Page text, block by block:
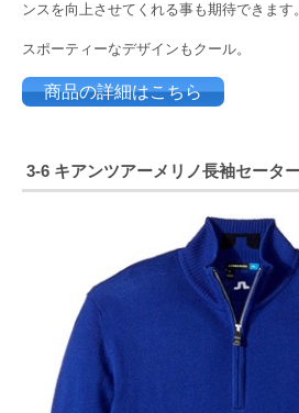
ンスを向上させてくれる事も期待できます。
スポーティーなデザインもクール。
商品の詳細はこちら
3-6 キアンツアーメリノ長袖セータ